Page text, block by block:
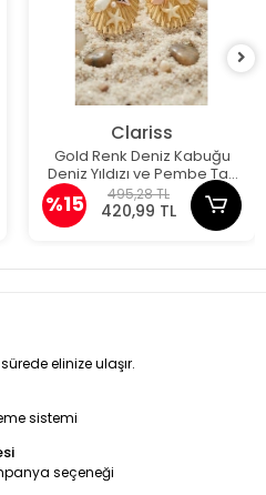
Clariss
Gold Renk Deniz Kabuğu
Deniz Yıldızı ve Pembe Taş
Detaylı Küpe
%15 495,28 TL
420,99 TL
elinize ulaşır.
sistemi
seçeneği